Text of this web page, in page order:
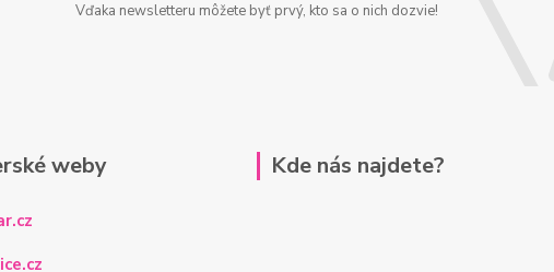
Vďaka newsletteru môžete byť prvý, kto sa o nich dozvie!
weby Kde nás najdete?